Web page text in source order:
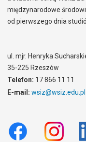
międzynarodowe
od pierwszego dnia
ul. mjr. Henryka
35-225 Rzeszów
Telefon: 17 866 11 11
E-mail: wsiz@wsiz.edu.pl